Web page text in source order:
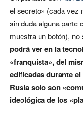
el secreto» (cada vez
sin duda alguna parte
muestra un botón), no
podrá ver en la
«franquista», del
edificadas durante
Rusia solo son
ideológica de los